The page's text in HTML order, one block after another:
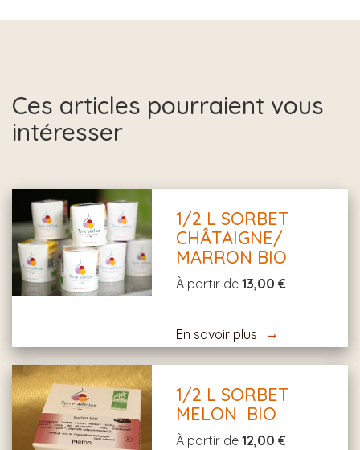
Ces articles pourraient vous
intéresser
1/2 L SORBET
CHÂTAIGNE/
MARRON BIO
À partir de13,00 €
En savoir plus
1/2 L SORBET
MELON BIO
À partir de12,00 €